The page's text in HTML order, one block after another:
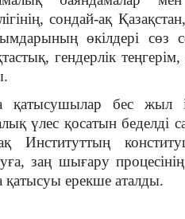
сондай-ақ
өкілдері сөз
гендерлік
қатысушылар бес жыл
үлес қосатын беделді
Институттың
заң шығару
ерекше аталды.